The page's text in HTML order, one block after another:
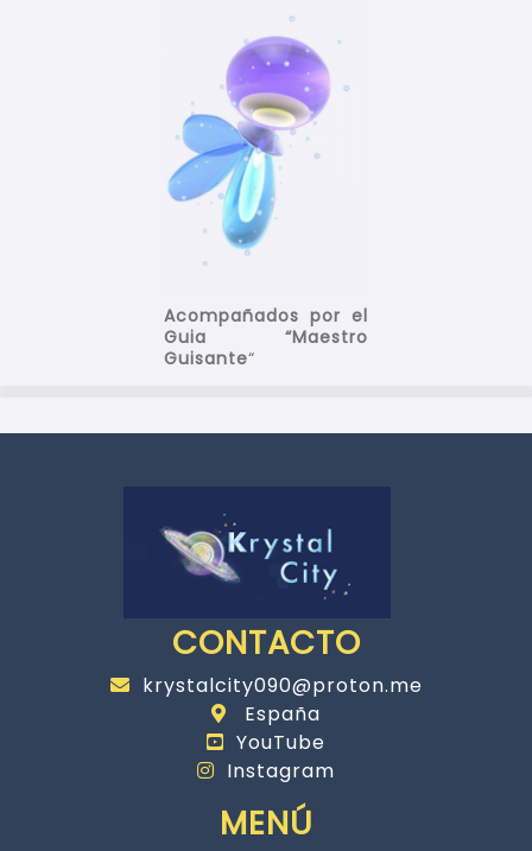
Acompañados por el
Guia “Maestro
Guisante“
CONTACTO
krystalcity090@proton.me
España
YouTube
Instagram
MENÚ